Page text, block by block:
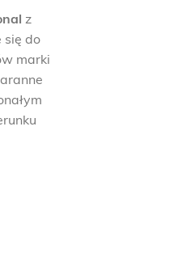
z
się do
marki